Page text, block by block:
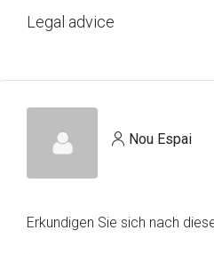
Legal advice
Nou Espai
Erkundigen Sie sich nach